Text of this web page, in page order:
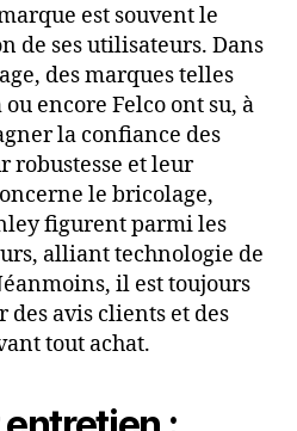
est souvent le
de ses utilisateurs. Dans
des marques telles
encore Felco ont su, à
la confiance des
robustesse et leur
le bricolage,
figurent parmi les
alliant technologie de
il est toujours
avis clients et des
tout achat.